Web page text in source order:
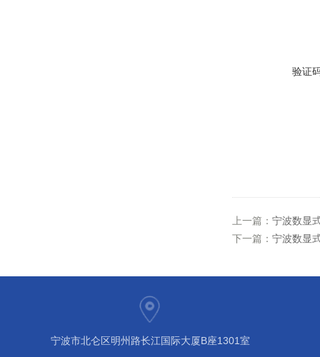
验证
上一篇： 宁波数显
下一篇： 宁波数显
宁波市北仑区明州路长江国际大厦B座1301室